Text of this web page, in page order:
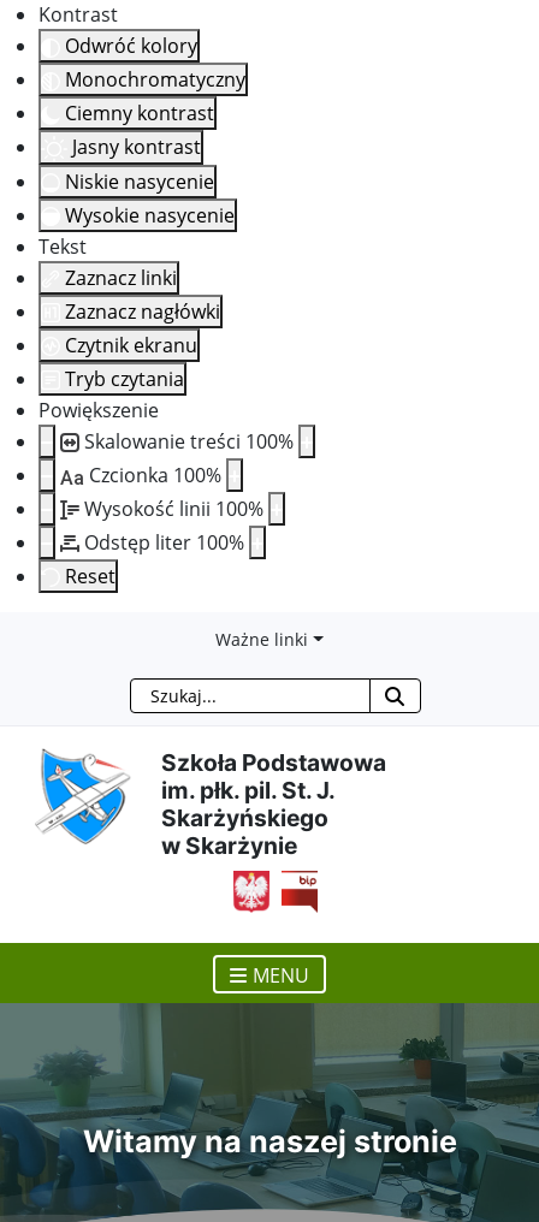
Kontrast
Odwróć kolory
Monochromatyczny
Ciemny kontrast
Jasny kontrast
Niskie nasycenie
Wysokie nasycenie
Tekst
Zaznacz linki
Zaznacz nagłówki
Czytnik ekranu
Tryb czytania
Powiększenie
Skalowanie treści 100%
Aa Czcionka 100%
Wysokość linii 100%
Odstęp liter 100%
Reset
treści
głównej
menu
nawigacyjnego
wyszukiwarki
mapy
strony
Ważne linki
Szukaj
Szkoła Podstawowa
im. płk. pil. St. J.
Skarżyńskiego
w Skarżynie
otwiera się w nowym
MENU
Witamy na naszej stronie